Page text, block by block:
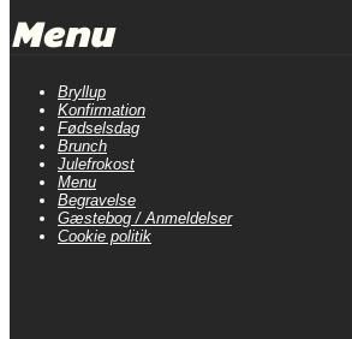
Menu
Bryllup
Konfirmation
Fødselsdag
Brunch
Julefrokost
Menu
Begravelse
Gæstebog / Anmeldelser
Cookie politik